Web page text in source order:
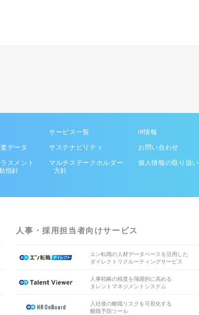
サービス一覧 IR情報
データ サステナビリティ お問い合わせ
スメント
指針
マルチステークホルダー
方針
個人情報の取り扱い
人事・採用担当者向けサービス
エン転職の人材データベースを活用した
ダイレクトリクルーティングサービス
人事戦略の精度を飛躍的に高める
タレントマネジメントシステム
入社後の離職リスクを可視化する
離職予防ツール